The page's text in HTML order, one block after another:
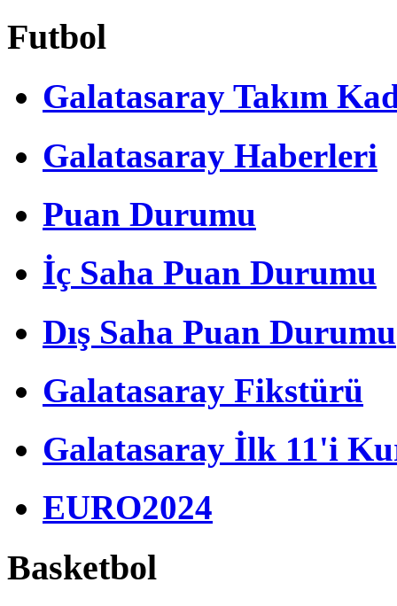
Futbol
Galatasaray Takım
Galatasaray Haberleri
Puan Durumu
İç Saha Puan Durumu
Dış Saha Puan Durumu
Galatasaray Fikstürü
Galatasaray İlk 11'i
EURO2024
Basketbol